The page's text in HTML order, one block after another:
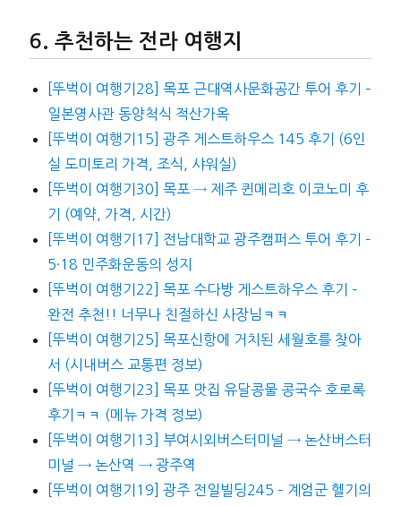
추천하는 전라 여행지
[뚜벅이 여행기28] 목포 근대역사문화공간 투어 후기 –
일본영사관 동양척식 적산가옥
[뚜벅이 여행기15] 광주 게스트하우스 145 후기 (6인
실 도미토리 가격, 조식, 샤워실)
[뚜벅이 여행기30] 목포 → 제주 퀸메리호 이코노미 후
기 (예약, 가격, 시간)
[뚜벅이 여행기17] 전남대학교 광주캠퍼스 투어 후기 –
5·18 민주화운동의 성지
[뚜벅이 여행기22] 목포 수다방 게스트하우스 후기 –
완전 추천!! 너무나 친절하신 사장님ㅋㅋ
[뚜벅이 여행기25] 목포신항에 거치된 세월호를 찾아
서 (시내버스 교통편 정보)
[뚜벅이 여행기23] 목포 맛집 유달콩물 콩국수 호로록
후기ㅋㅋ (메뉴 가격 정보)
[뚜벅이 여행기13] 부여시외버스터미널 → 논산버스터
미널 → 논산역 → 광주역
[뚜벅이 여행기19] 광주 전일빌딩245 – 계엄군 헬기의